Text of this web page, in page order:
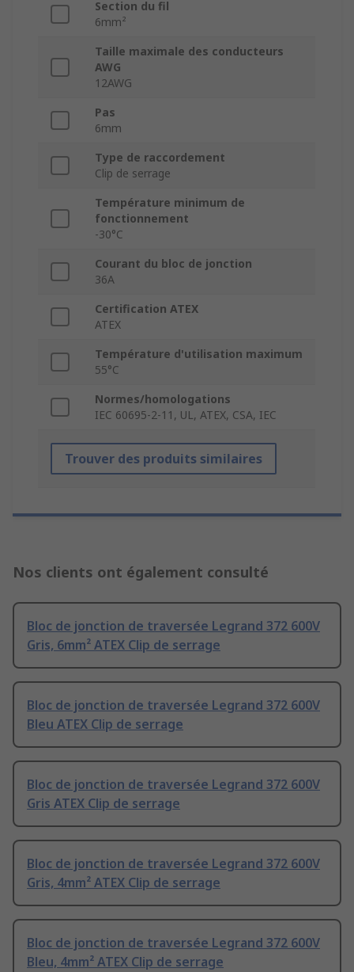
Section du fil
6mm²
Taille maximale des conducteurs
AWG
12AWG
Pas
6mm
Type de raccordement
Clip de serrage
Température minimum de
fonctionnement
-30°C
Courant du bloc de jonction
36A
Certification ATEX
ATEX
Température d'utilisation maximum
55°C
Normes/homologations
IEC 60695-2-11, UL, ATEX, CSA, IEC
Trouver des produits similaires
Nos clients ont également consulté
Bloc de jonction de traversée Legrand 372 600V
Gris, 6mm² ATEX Clip de serrage
Bloc de jonction de traversée Legrand 372 600V
Bleu ATEX Clip de serrage
Bloc de jonction de traversée Legrand 372 600V
Gris ATEX Clip de serrage
Bloc de jonction de traversée Legrand 372 600V
Gris, 4mm² ATEX Clip de serrage
Bloc de jonction de traversée Legrand 372 600V
Bleu, 4mm² ATEX Clip de serrage